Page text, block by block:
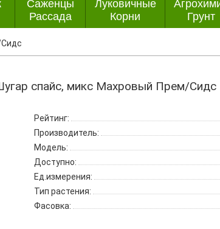
Саженцы
Рассада
Луковичные
Корни
Грунт
спайс, микс Махровый Прем/Сидс
Рейтинг:
Производитель:
Модель:
Доступно:
Ед.измерения:
Тип растения:
Фасовка: